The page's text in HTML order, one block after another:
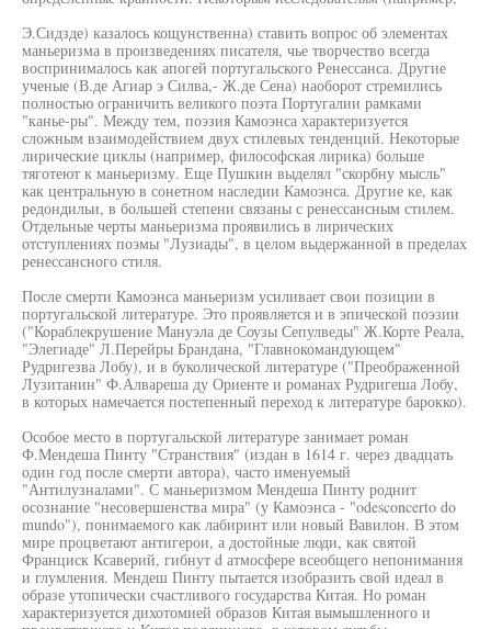
Э.Сидзде) казалось кощунственна) ставить вопрос об элементах
маньеризма в произведениях писателя, чье творчество всегда
воспринималось как апогей португальского Ренессанса. Другие
ученые (В.де Агиар э Силва,- Ж.де Сена) наоборот стремились
полностью ограничить великого поэта Португалии рамками
"канье-ры". Между тем, поэзия Камоэнса характеризуется
сложным взаимодействием двух стилевых тенденций. Некоторые
лирические циклы (например, философская лирика) больше
тяготеют к маньеризму. Еще Пушкин выделял "скорбну мысль"
как центральную в сонетном наследии Камоэнса. Другие ке, как
редондильи, в большей степени связаны с ренессансным стилем.
Отдельные черты маньеризма проявились в лирических
отступлениях поэмы "Лузиады", в целом выдержанной в пределах
ренессансного стиля.
После смерти Камоэнса маньеризм усиливает свои позиции в
португальской литературе. Это проявляется и в эпической поэзии
("Кораблекрушение Мануэла де Соузы Сепулведы" Ж.Корте Реала,
"Элегиаде" Л.Перейры Брандана, "Главнокомандующем"
Рудригезва Лобу), и в буколической литературе ("Преображенной
Лузитанин" Ф.Алвареша ду Ориенте и романах Рудригеша Лобу,
в которых намечается постепенный переход к литературе барокко).
Особое место в португальской литературе занимает роман
Ф.Мендеша Пинту "Странствия" (издан в 1614 г. через двадцать
один год после смерти автора), часто именуемый
"Антилузналами". С маньеризмом Мендеша Пинту роднит
осознание "несовершенства мира" (у Камоэнса - "odesconcerto do
mundo"), понимаемого как лабиринт или новый Вавилон. В этом
мире процветают антигерои, а достойные люди, как святой
Франциск Ксаверий, гибнут d атмосфере всеобщего непонимания
и глумления. Мендеш Пинту пытается изобразить свой идеал в
образе утопически счастливого государства Китая. Но роман
характеризуется дихотомией образов Китая вымышленного и